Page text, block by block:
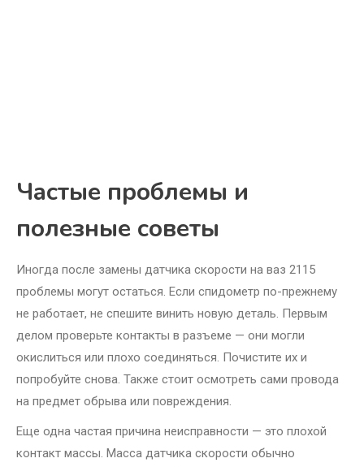
Частые проблемы и
полезные советы
Иногда после замены датчика скорости на ваз 2115
проблемы могут остаться. Если спидометр по-прежнему
не работает, не спешите винить новую деталь. Первым
делом проверьте контакты в разъеме — они могли
окислиться или плохо соединяться. Почистите их и
попробуйте снова. Также стоит осмотреть сами провода
на предмет обрыва или повреждения.
Еще одна частая причина неисправности — это плохой
контакт массы. Масса датчика скорости обычно